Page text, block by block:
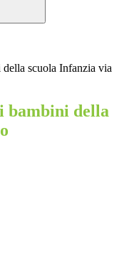
scuola Infanzia via
bambini della